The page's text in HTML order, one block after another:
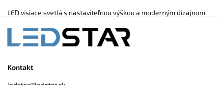
LED visiace svetlá s nastaviteľnou výškou a moderným dizajnom.
Kontakt